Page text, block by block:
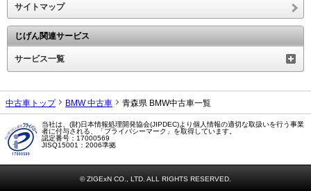
サイトマップ
じげん関連サービス
サービス一覧
中古車トップ BMW 中古車 青森県 BMW中古車一覧
当社は、(財)日本情報処理開発協会(JIPDEC)より個人情報の適切な取扱いを行う事業
者に付与される、「プライバシーマーク」を取得しています。
認定番号：17000569
JISQ15001：2006準拠
© ZIGExN CO., LTD. ALL RIGHTS RESERVED.